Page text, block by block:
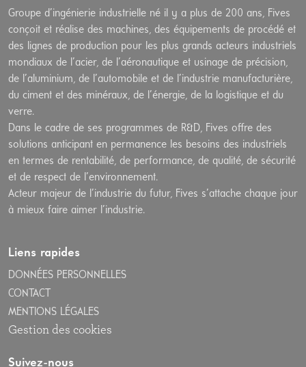
Groupe d’ingénierie industrielle né il y a plus de 200 ans, Fives
conçoit et réalise des machines, des équipements de procédé et
des lignes de production pour les plus grands acteurs industriels
mondiaux de l’acier, de l’aéronautique et usinage de précision,
de l’aluminium, de l’automobile et de l’industrie manufacturière,
du ciment et des minéraux, de l’énergie, de la logistique et du
verre.
Dans le cadre de ses programmes de R&D, Fives offre des
solutions anticipant en permanence les besoins des industriels
en termes de rentabilité, de performance, de qualité, de sécurité
et de respect de l’environnement.
Acteur majeur de l’industrie du futur, Fives s’attache chaque jour
à mieux faire aimer l’industrie.
Liens rapides
DONNÉES PERSONNELLES
CONTACT
MENTIONS LÉGALES
Gestion des cookies
Suivez-nous